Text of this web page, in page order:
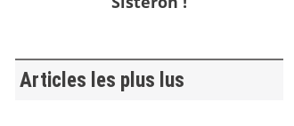
Articles les plus lus